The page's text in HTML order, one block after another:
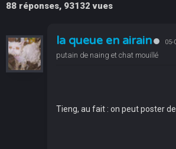
88 réponses, 93132 vues
la queue en airain 05-
putain de naing et chat mouillé
Tieng, au fait : on peut poster